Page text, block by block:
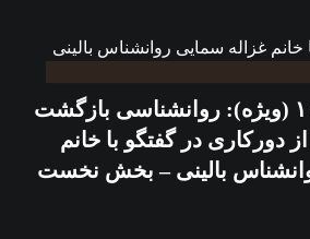
فصل ۱، قسمت ۱۰ (ویژه): روانشناسی بازگشت
دورکاری در گفتگو با خانم
بالینی – بخش نخست